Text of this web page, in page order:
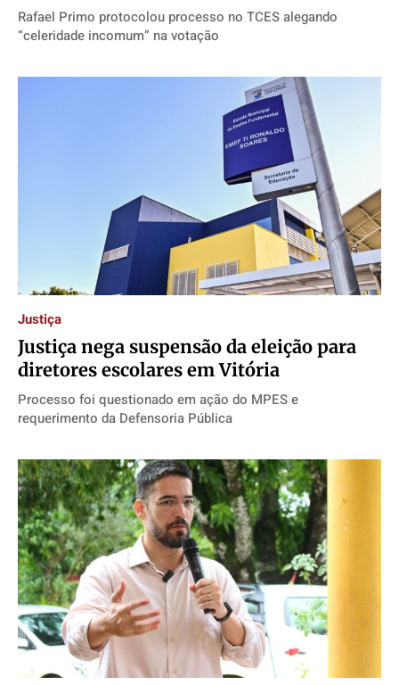
Rafael Primo protocolou processo no TCES alegando
“celeridade incomum” na votação
Justiça
Justiça nega suspensão da eleição para
diretores escolares em Vitória
Processo foi questionado em ação do MPES e
requerimento da Defensoria Pública